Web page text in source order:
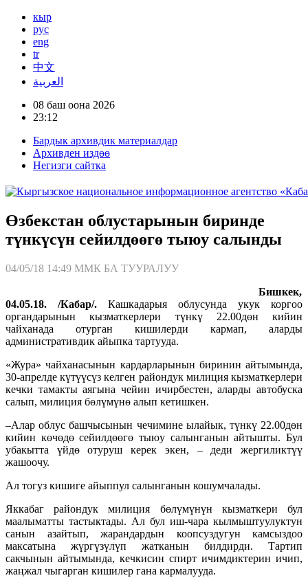
кыр
рус
eng
tr
中文
العربية
08 баш оона 2026
23:12
Бардык архивдик материалдар
Архивден издөө
Негизги сайтка
Өзбекстан облустарынын биринде
түнкүсүн сейилдөөгө тыюу салынды
04/05/18 14:49 ММК БА ТУУРАЛУУ
Бишкек,
04.05.18. /Кабар/. Кашкадарыя облусунда укук коргоо
органдарынын кызматкерлери түнкү 22.00дөн кийин
чайханада отурган кишилерди кармап, аларды
административдик айыпка тартууда.
«Жура» чайханасынын кардарларынын биринин айтымында,
30-апрелде күтүүсүз келген райондук милиция кызматкерлери
кечки тамакты аягына чейин ичирбестен, аларды автобуска
салып, милиция бөлүмүнө алып кетишкен.
–Алар облус башчысынын чечимине ылайык, түнкү 22.00дөн
кийин көчөдө сейилдөөгө тыюу салынганын айтышты. Бул
убакытта үйдө отуруш керек экен, – деди жергиликтүү
жашоочу.
Ал тогуз кишиге айыппул салынганын кошумчалады.
Яккабаг райондук милиция бөлүмүнүн кызматкери бул
маалыматты тастыктады. Ал бул иш-чара кылмыштуулуктун
санын азайтып, жарандардын коопсуздугун камсыздоо
максатына жүргүзүлүп жатканын билдирди. Тартип
сакчынын айтымында, кечкисин спирт ичимдиктерин ичип,
жаңжал чыгарган кишилер гана кармалууда.